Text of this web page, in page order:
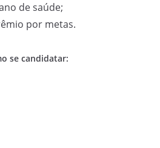
de saúde;
por metas.
se candidatar: